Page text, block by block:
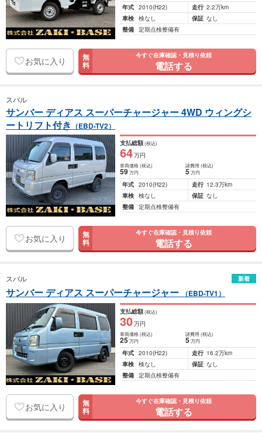
年式 2010(H22) 走行 2.2万km
車検 検なし 保証 なし
整備 定期点検整備有
お気に入り 無
料
今すぐ在庫確認・見積り依頼
電話する
スバル
サンバー ディアス スーパーチャージャー 4WD ウィングシ
ートリフト付き （EBD-TV2）
支払総額(税込)
64万円
車両価格(税込)
59万円
諸費用 (税込)
5 万円
年式 2010(H22) 走行 12.3万km
車検 検なし 保証 なし
整備 定期点検整備有
お気に入り 無
料
今すぐ在庫確認・見積り依頼
電話する
スバル 新着
サンバー ディアス スーパーチャージャー （EBD-TV1）
支払総額(税込)
30万円
車両価格(税込)
25万円
諸費用 (税込)
5 万円
年式 2010(H22) 走行 16.2万km
車検 検なし 保証 なし
整備 定期点検整備有
お気に入り 無
料
今すぐ在庫確認・見積り依頼
電話する